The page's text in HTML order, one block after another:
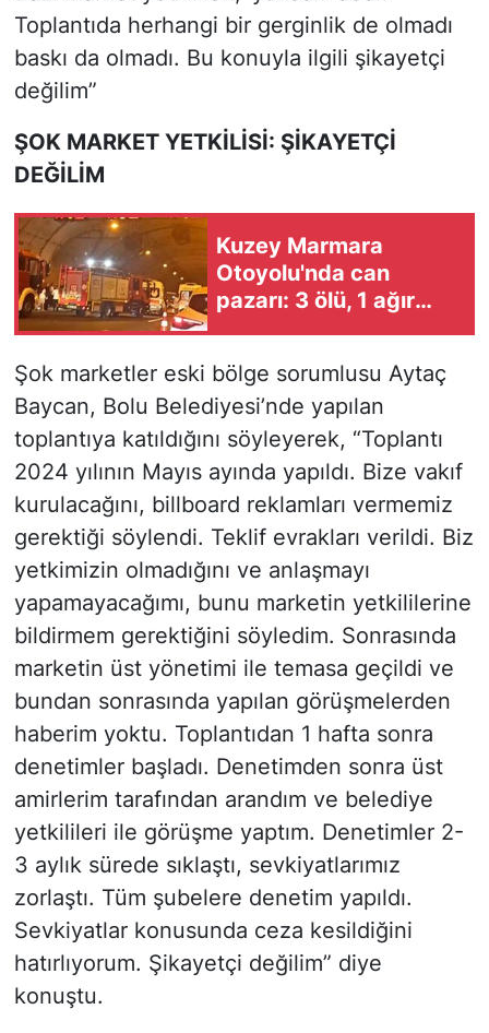
Toplantıda herhangi bir gerginlik de olmadı
baskı da olmadı. Bu konuyla ilgili şikayetçi
değilim”
ŞOK MARKET YETKİLİSİ: ŞİKAYETÇİ
DEĞİLİM
Kuzey Marmara
Otoyolu'nda can
pazarı: 3 ölü, 1 ağır
Şok marketler eski bölge sorumlusu Aytaç
Baycan, Bolu Belediyesi’nde yapılan
toplantıya katıldığını söyleyerek, “Toplantı
2024 yılının Mayıs ayında yapıldı. Bize vakıf
kurulacağını, billboard reklamları vermemiz
gerektiği söylendi. Teklif evrakları verildi. Biz
yetkimizin olmadığını ve anlaşmayı
yapamayacağımı, bunu marketin yetkililerine
bildirmem gerektiğini söyledim. Sonrasında
marketin üst yönetimi ile temasa geçildi ve
bundan sonrasında yapılan görüşmelerden
haberim yoktu. Toplantıdan 1 hafta sonra
denetimler başladı. Denetimden sonra üst
amirlerim tarafından arandım ve belediye
yetkilileri ile görüşme yaptım. Denetimler 2-
3 aylık sürede sıklaştı, sevkiyatlarımız
zorlaştı. Tüm şubelere denetim yapıldı.
Sevkiyatlar konusunda ceza kesildiğini
hatırlıyorum. Şikayetçi değilim” diye
konuştu.